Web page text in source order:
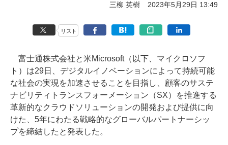
三柳 英樹 2023年5月29日 13:49
リスト
富士通株式会社と米Microsoft（以下、マイクロソフ
ト）は29日、デジタルイノベーションによって持続可能
な社会の実現を加速させることを目指し、顧客のサステ
ナビリティトランスフォーメーション（SX）を推進する
革新的なクラウドソリューションの開発および提供に向
けた、5年にわたる戦略的なグローバルパートナーシッ
プを締結したと発表した。